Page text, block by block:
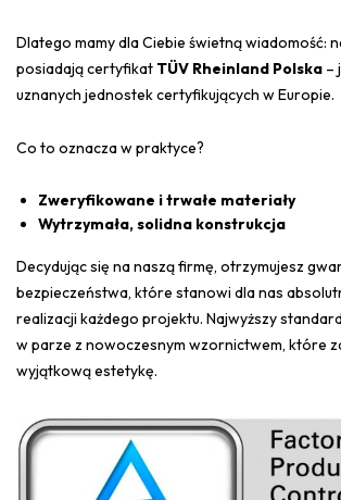
Dlatego mamy dla Ciebie świetną wiadomość:
posiadają certyfikat TÜV Rheinland Polska –
uznanych jednostek certyfikujących w Europie.
Co to oznacza w praktyce?
Zweryfikowane i trwałe materiały
Wytrzymała, solidna konstrukcja
Decydując się na naszą firmę, otrzymujesz
bezpieczeństwa, które stanowi dla nas
realizacji każdego projektu. Najwyższy
w parze z nowoczesnym wzornictwem, które
wyjątkową estetykę.